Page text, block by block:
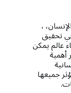
،
تحقيق
عالم يمكن
أهمية
جميعها